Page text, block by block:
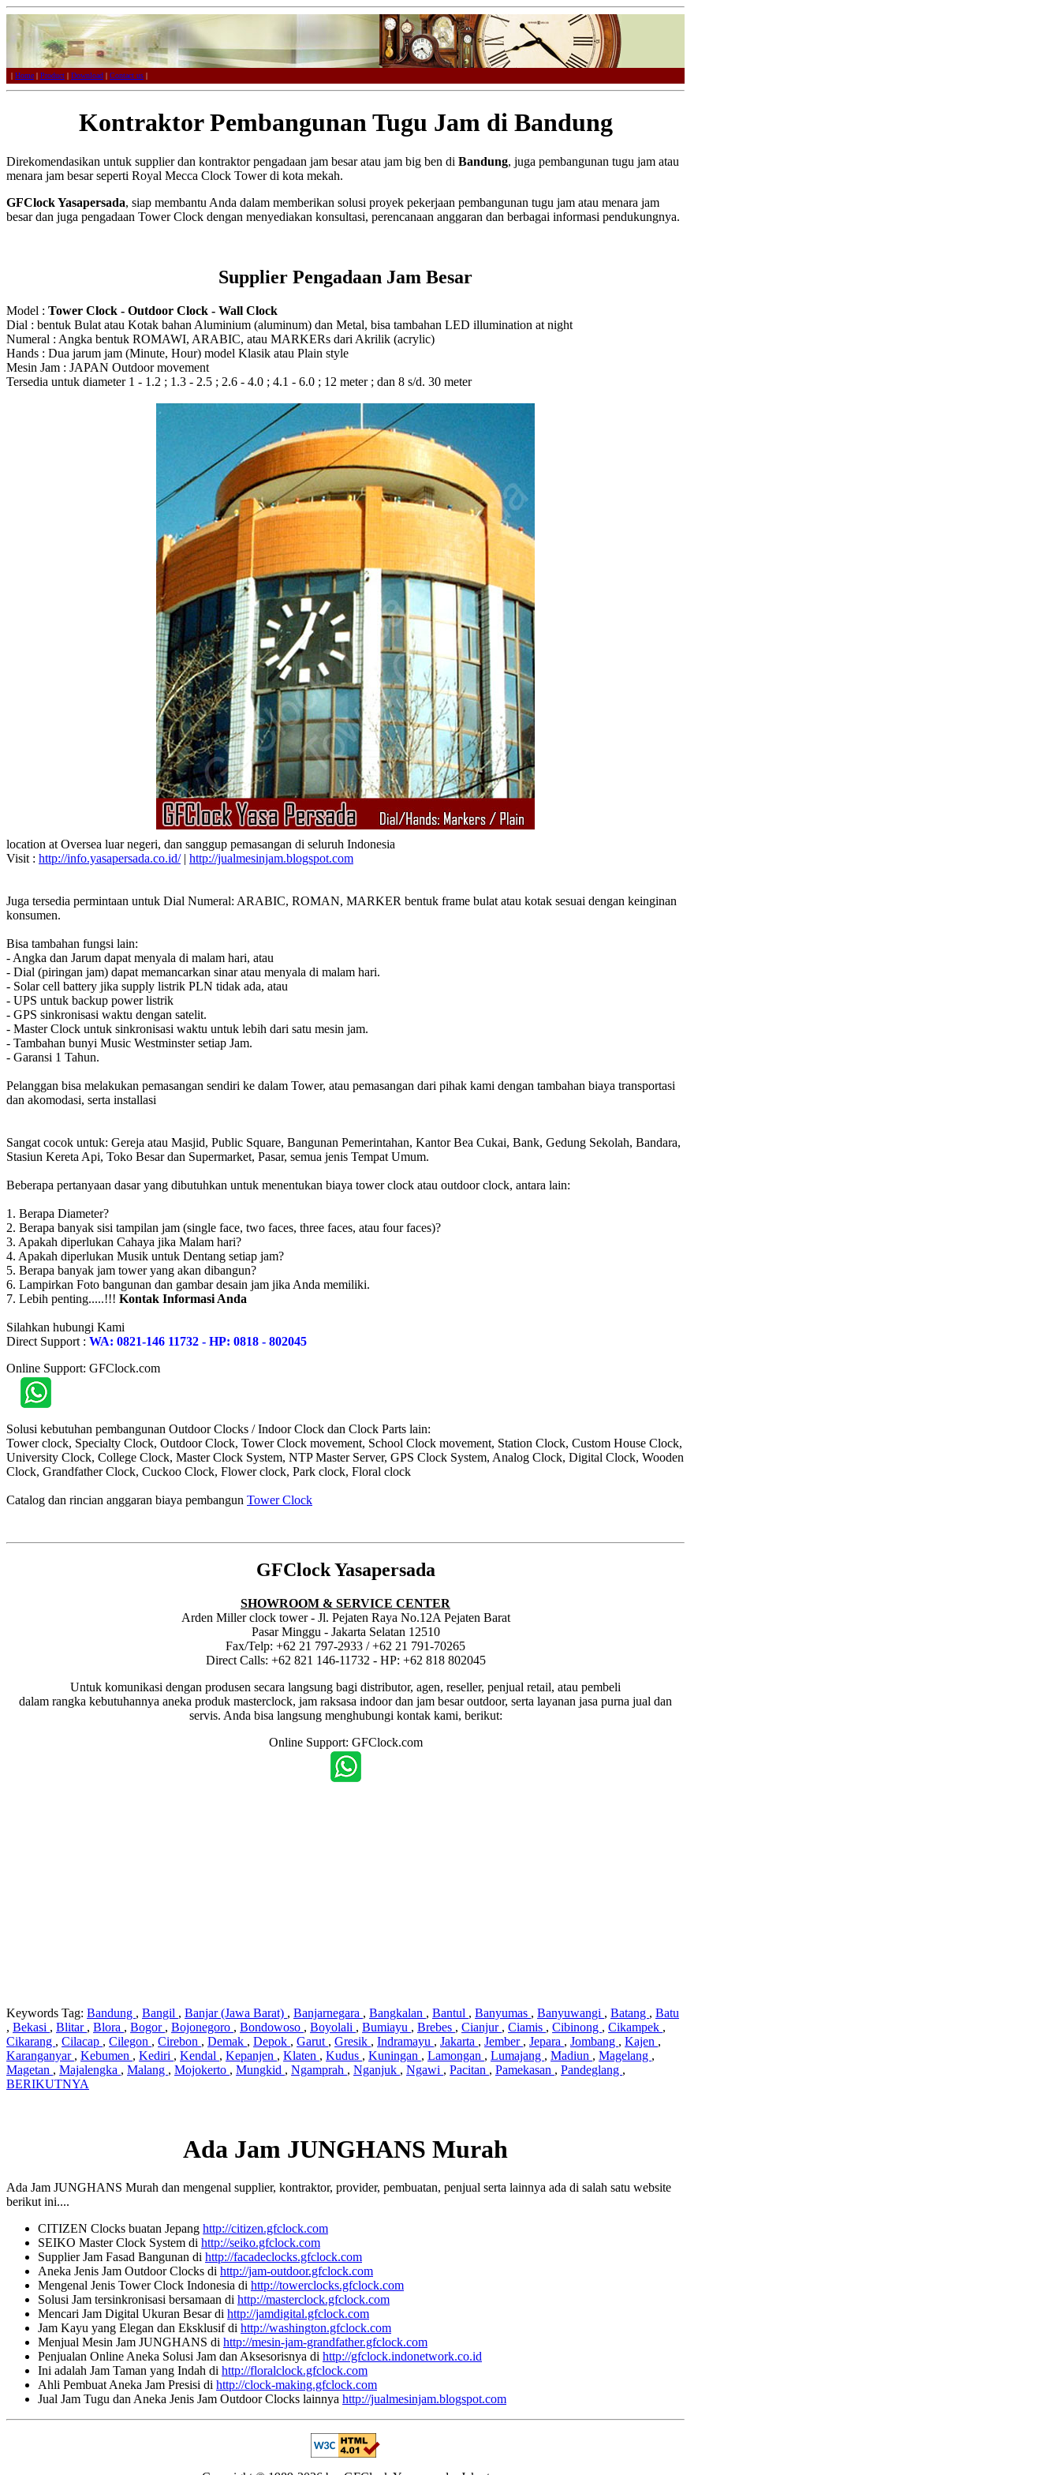
| Home | Product | Download | Contact us |
Kontraktor Pembangunan Tugu Jam di Bandung
Direkomendasikan untuk supplier dan kontraktor pengadaan jam besar atau jam big ben di Bandung, juga pembangunan tugu jam atau
menara jam besar seperti Royal Mecca Clock Tower di kota mekah.
GFClock Yasapersada, siap membantu Anda dalam memberikan solusi proyek pekerjaan pembangunan tugu jam atau menara jam
besar dan juga pengadaan Tower Clock dengan menyediakan konsultasi, perencanaan anggaran dan berbagai informasi pendukungnya.
Supplier Pengadaan Jam Besar
Model : Tower Clock - Outdoor Clock - Wall Clock
Dial : bentuk Bulat atau Kotak bahan Aluminium (aluminum) dan Metal, bisa tambahan LED illumination at night
Numeral : Angka bentuk ROMAWI, ARABIC, atau MARKERs dari Akrilik (acrylic)
Hands : Dua jarum jam (Minute, Hour) model Klasik atau Plain style
Mesin Jam : JAPAN Outdoor movement
Tersedia untuk diameter 1 - 1.2 ; 1.3 - 2.5 ; 2.6 - 4.0 ; 4.1 - 6.0 ; 12 meter ; dan 8 s/d. 30 meter
location at Oversea luar negeri, dan sanggup pemasangan di seluruh Indonesia
Visit : http://info.yasapersada.co.id/| http://jualmesinjam.blogspot.com
Juga tersedia permintaan untuk Dial Numeral: ARABIC, ROMAN, MARKER bentuk frame bulat atau kotak sesuai dengan keinginan
konsumen.
Bisa tambahan fungsi lain:
- Angka dan Jarum dapat menyala di malam hari, atau
- Dial (piringan jam) dapat memancarkan sinar atau menyala di malam hari.
- Solar cell battery jika supply listrik PLN tidak ada, atau
- UPS untuk backup power listrik
- GPS sinkronisasi waktu dengan satelit.
- Master Clock untuk sinkronisasi waktu untuk lebih dari satu mesin jam.
- Tambahan bunyi Music Westminster setiap Jam.
- Garansi 1 Tahun.
Pelanggan bisa melakukan pemasangan sendiri ke dalam Tower, atau pemasangan dari pihak kami dengan tambahan biaya transportasi
dan akomodasi, serta installasi
Sangat cocok untuk: Gereja atau Masjid, Public Square, Bangunan Pemerintahan, Kantor Bea Cukai, Bank, Gedung Sekolah, Bandara,
Stasiun Kereta Api, Toko Besar dan Supermarket, Pasar, semua jenis Tempat Umum.
Beberapa pertanyaan dasar yang dibutuhkan untuk menentukan biaya tower clock atau outdoor clock, antara lain:
1. Berapa Diameter?
2. Berapa banyak sisi tampilan jam (single face, two faces, three faces, atau four faces)?
3. Apakah diperlukan Cahaya jika Malam hari?
4. Apakah diperlukan Musik untuk Dentang setiap jam?
5. Berapa banyak jam tower yang akan dibangun?
6. Lampirkan Foto bangunan dan gambar desain jam jika Anda memiliki.
7. Lebih penting.....!!! Kontak Informasi Anda
Silahkan hubungi Kami
Direct Support : WA: 0821-146 11732 - HP: 0818 - 802045
Online Support: GFClock.com
Solusi kebutuhan pembangunan Outdoor Clocks / Indoor Clock dan Clock Parts lain:
Tower clock, Specialty Clock, Outdoor Clock, Tower Clock movement, School Clock movement, Station Clock, Custom House Clock,
University Clock, College Clock, Master Clock System, NTP Master Server, GPS Clock System, Analog Clock, Digital Clock, Wooden
Clock, Grandfather Clock, Cuckoo Clock, Flower clock, Park clock, Floral clock
Catalog dan rincian anggaran biaya pembangun Tower Clock
GFClock Yasapersada
SHOWROOM & SERVICE CENTER
Arden Miller clock tower - Jl. Pejaten Raya No.12A Pejaten Barat
Pasar Minggu - Jakarta Selatan 12510
Fax/Telp: +62 21 797-2933 / +62 21 791-70265
Direct Calls: +62 821 146-11732 - HP: +62 818 802045
Untuk komunikasi dengan produsen secara langsung bagi distributor, agen, reseller, penjual retail, atau pembeli
dalam rangka kebutuhannya aneka produk masterclock, jam raksasa indoor dan jam besar outdoor, serta layanan jasa purna jual dan
servis. Anda bisa langsung menghubungi kontak kami, berikut:
Online Support: GFClock.com
Keywords Tag: Bandung , Bangil , Banjar (Jawa Barat) , Banjarnegara , Bangkalan , Bantul , Banyumas , Banyuwangi , Batang , Batu
, Bekasi , Blitar , Blora , Bogor , Bojonegoro , Bondowoso , Boyolali , Bumiayu , Brebes , Cianjur , Ciamis , Cibinong , Cikampek ,
Cikarang , Cilacap , Cilegon , Cirebon , Demak , Depok , Garut , Gresik , Indramayu , Jakarta , Jember , Jepara , Jombang , Kajen ,
Karanganyar , Kebumen , Kediri , Kendal , Kepanjen , Klaten , Kudus , Kuningan , Lamongan , Lumajang , Madiun , Magelang ,
Magetan , Majalengka , Malang , Mojokerto , Mungkid , Ngamprah , Nganjuk , Ngawi , Pacitan , Pamekasan , Pandeglang ,
BERIKUTNYA
Ada Jam JUNGHANS Murah
Ada Jam JUNGHANS Murah dan mengenal supplier, kontraktor, provider, pembuatan, penjual serta lainnya ada di salah satu website
berikut ini....
CITIZEN Clocks buatan Jepang http://citizen.gfclock.com
SEIKO Master Clock System di http://seiko.gfclock.com
Supplier Jam Fasad Bangunan di http://facadeclocks.gfclock.com
Aneka Jenis Jam Outdoor Clocks di http://jam-outdoor.gfclock.com
Mengenal Jenis Tower Clock Indonesia di http://towerclocks.gfclock.com
Solusi Jam tersinkronisasi bersamaan di http://masterclock.gfclock.com
Mencari Jam Digital Ukuran Besar di http://jamdigital.gfclock.com
Jam Kayu yang Elegan dan Eksklusif di http://washington.gfclock.com
Menjual Mesin Jam JUNGHANS di http://mesin-jam-grandfather.gfclock.com
Penjualan Online Aneka Solusi Jam dan Aksesorisnya di http://gfclock.indonetwork.co.id
Ini adalah Jam Taman yang Indah di http://floralclock.gfclock.com
Ahli Pembuat Aneka Jam Presisi di http://clock-making.gfclock.com
Jual Jam Tugu dan Aneka Jenis Jam Outdoor Clocks lainnya http://jualmesinjam.blogspot.com